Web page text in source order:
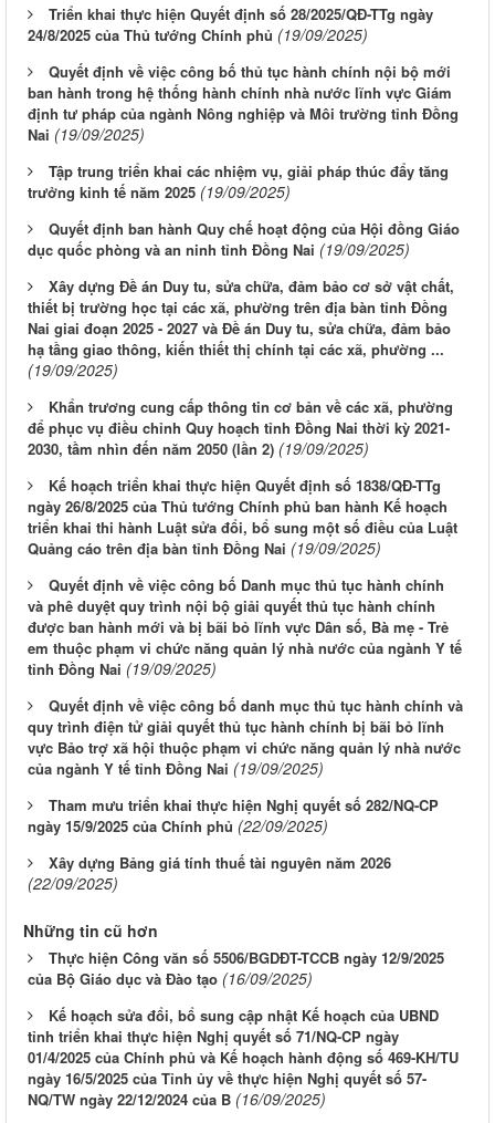
Triển khai thực hiện Quyết định số 28/2025/QĐ-TTg ngày
24/8/2025 của Thủ tướng Chính phủ (19/09/2025)
Quyết định về việc công bố thủ tục hành chính nội bộ mới
ban hành trong hệ thống hành chính nhà nước lĩnh vực Giám
định tư pháp của ngành Nông nghiệp và Môi trường tỉnh Đồng
Nai (19/09/2025)
Tập trung triển khai các nhiệm vụ, giải pháp thúc đẩy tăng
trưởng kinh tế năm 2025 (19/09/2025)
Quyết định ban hành Quy chế hoạt động của Hội đồng Giáo
dục quốc phòng và an ninh tỉnh Đồng Nai (19/09/2025)
Xây dựng Đề án Duy tu, sửa chữa, đảm bảo cơ sở vật chất,
thiết bị trường học tại các xã, phường trên địa bàn tỉnh Đồng
Nai giai đoạn 2025 - 2027 và Đề án Duy tu, sửa chữa, đảm bảo
hạ tầng giao thông, kiến thiết thị chính tại các xã, phường ...
(19/09/2025)
Khẩn trương cung cấp thông tin cơ bản về các xã, phường
để phục vụ điều chỉnh Quy hoạch tỉnh Đồng Nai thời kỳ 2021-
2030, tầm nhìn đến năm 2050 (lần 2) (19/09/2025)
Kế hoạch triển khai thực hiện Quyết định số 1838/QĐ-TTg
ngày 26/8/2025 của Thủ tướng Chính phủ ban hành Kế hoạch
triển khai thi hành Luật sửa đổi, bổ sung một số điều của Luật
Quảng cáo trên địa bàn tỉnh Đồng Nai (19/09/2025)
Quyết định về việc công bố Danh mục thủ tục hành chính
và phê duyệt quy trình nội bộ giải quyết thủ tục hành chính
được ban hành mới và bị bãi bỏ lĩnh vực Dân số, Bà mẹ - Trẻ
em thuộc phạm vi chức năng quản lý nhà nước của ngành Y tế
tỉnh Đồng Nai (19/09/2025)
Quyết định về việc công bố danh mục thủ tục hành chính và
quy trình điện tử giải quyết thủ tục hành chính bị bãi bỏ lĩnh
vực Bảo trợ xã hội thuộc phạm vi chức năng quản lý nhà nước
của ngành Y tế tỉnh Đồng Nai (19/09/2025)
Tham mưu triển khai thực hiện Nghị quyết số 282/NQ-CP
ngày 15/9/2025 của Chính phủ (22/09/2025)
Xây dựng Bảng giá tính thuế tài nguyên năm 2026
(22/09/2025)
Những tin cũ hơn
Thực hiện Công văn số 5506/BGDĐT-TCCB ngày 12/9/2025
của Bộ Giáo dục và Đào tạo (16/09/2025)
Kế hoạch sửa đổi, bổ sung cập nhật Kế hoạch của UBND
tỉnh triển khai thực hiện Nghị quyết số 71/NQ-CP ngày
01/4/2025 của Chính phủ và Kế hoạch hành động số 469-KH/TU
ngày 16/5/2025 của Tỉnh ủy về thực hiện Nghị quyết số 57-
NQ/TW ngày 22/12/2024 của B (16/09/2025)